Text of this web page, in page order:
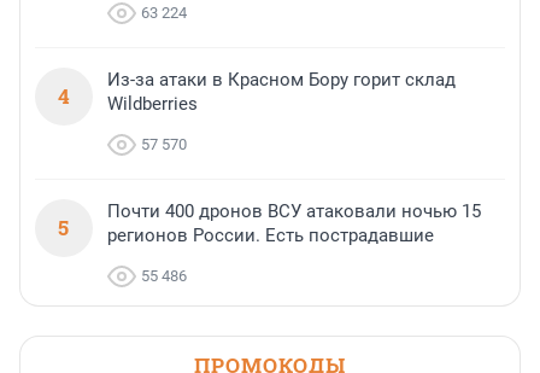
63 224
4
Из-за атаки в Красном Бору горит склад
Wildberries
57 570
5
Почти 400 дронов ВСУ атаковали ночью 15
регионов России. Есть пострадавшие
55 486
ПРОМОКОДЫ